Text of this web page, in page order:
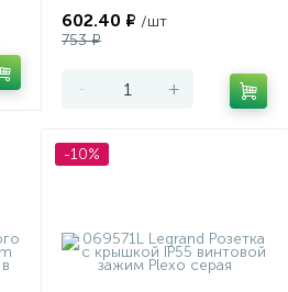
602.40 ₽ /шт
753 ₽
- +
-10%